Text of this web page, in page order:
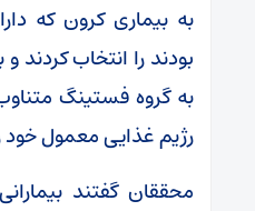
به بیماری کرون که
به گروه فستینگ
رژیم غذایی معمول خود
محققان گفتند